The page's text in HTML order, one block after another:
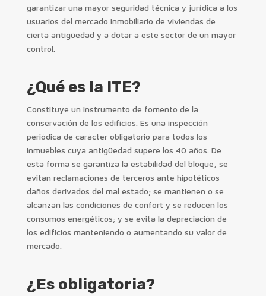
garantizar una mayor seguridad técnica y jurídica a los
usuarios del mercado inmobiliario de viviendas de
cierta antigüedad y a dotar a este sector de un mayor
control.
¿Qué es la ITE?
Constituye un instrumento de fomento de la
conservación de los edificios. Es una inspección
periódica de carácter obligatorio para todos los
inmuebles cuya antigüedad supere los 40 años. De
esta forma se garantiza la estabilidad del bloque, se
evitan reclamaciones de terceros ante hipotéticos
daños derivados del mal estado; se mantienen o se
alcanzan las condiciones de confort y se reducen los
consumos energéticos; y se evita la depreciación de
los edificios manteniendo o aumentando su valor de
mercado.
¿Es obligatoria?